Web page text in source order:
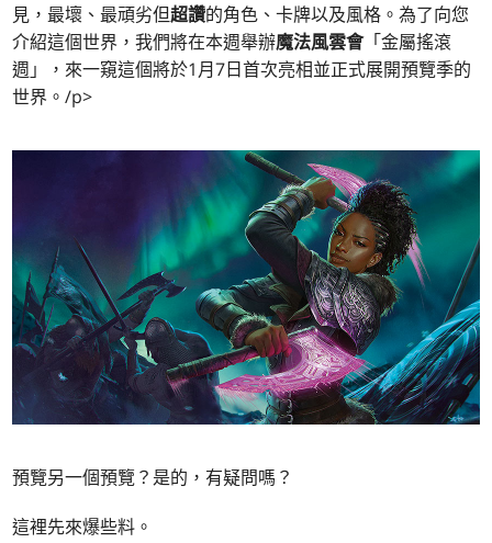
見，最壞、最頑劣但超讚的角色、卡牌以及風格。為了向您
介紹這個世界，我們將在本週舉辦魔法風雲會「金屬搖滾
週」，來一窺這個將於1月7日首次亮相並正式展開預覽季的
世界。/p>
預覽另一個預覽？是的，有疑問嗎？
這裡先來爆些料。